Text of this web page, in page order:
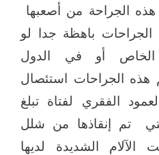
هذه الجراحة من أصعبها
باهظة جدا لو
أو في الدول
الجراحات استئصال
الفقري لفتاة تبلغ
تم إنقاذها من شلل
الشديدة لديها